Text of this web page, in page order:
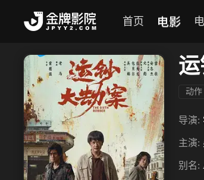
首页 电影
动作
导演:
主演:
别名: